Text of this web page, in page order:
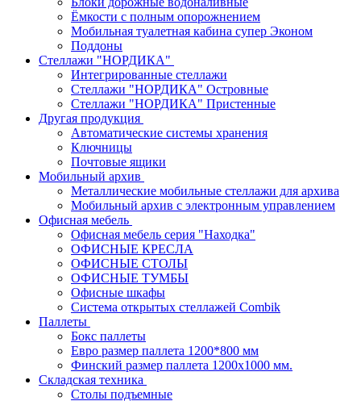
Ёмкости с полным опорожнением
Мобильная туалетная кабина супер Эконом
Поддоны
Стеллажи "НОРДИКА"
Интегрированные стеллажи
Стеллажи "НОРДИКА" Островные
Стеллажи "НОРДИКА" Пристенные
Другая продукция
Автоматические системы хранения
Ключницы
Почтовые ящики
Мобильный архив
Металлические мобильные стеллажи для архива
Мобильный архив с электронным управлением
Офисная мебель
Офисная мебель серия "Находка"
ОФИСНЫЕ КРЕСЛА
ОФИСНЫЕ СТОЛЫ
ОФИСНЫЕ ТУМБЫ
Офисные шкафы
Система открытых стеллажей Combik
Паллеты
Бокс паллеты
Евро размер паллета 1200*800 мм
Финский размер паллета 1200х1000 мм.
Складская техника
Столы подъемные